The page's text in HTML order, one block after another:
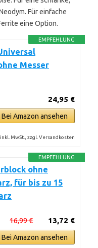
Für einfache
eine Option.
EMPFEHLUNG
Messer
24,95 €
Bei Amazon ansehen
MwSt., zzgl. Versandkosten
EMPFEHLUNG
ohne
für bis zu 15
13,72 €
16,99 €
Bei Amazon ansehen